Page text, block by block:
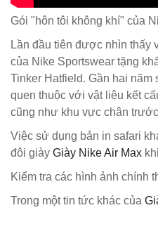
Gói "hôn tôi không khí" của
Lần đầu tiên được nhìn thấy
của Nike Sportswear tặng
Tinker Hatfield. Gần hai năm
quen thuộc với vật liệu kết
cũng như khu vực chân
Việc sử dụng bản in safari
đôi giày Giày Nike Air Max
Kiểm tra các hình ảnh chính
Trong một tin tức khác của